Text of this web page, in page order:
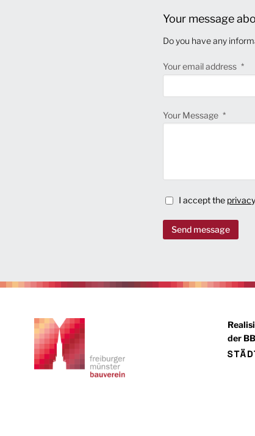
Your message
Do you have any
Your email address
Your Message
I accept the
Send message
der